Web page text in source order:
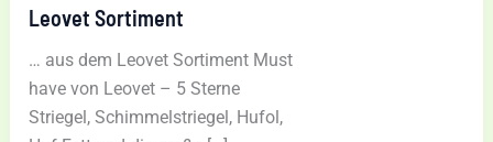
Leovet Sortiment
… aus dem Leovet Sortiment Must
have von Leovet – 5 Sterne
Striegel, Schimmelstriegel, Hufol,